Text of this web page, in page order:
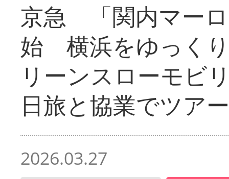
京急 「関内マー
始 横浜をゆっく
リーンスローモ
日旅と協業でツアー
2026.03.27